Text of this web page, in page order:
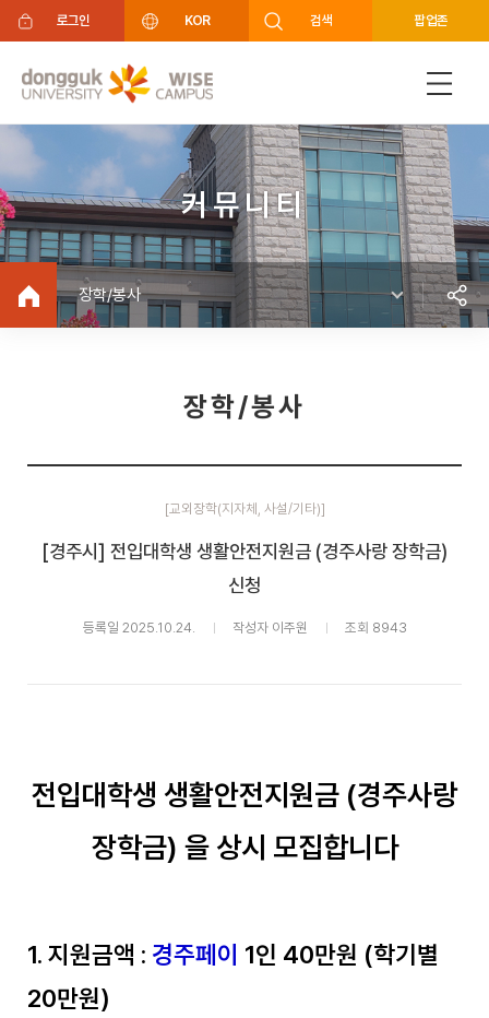
주메뉴 바로가기
푸터 바로가기
로그인 KOR 검색 팝업존
커뮤니티
장학/봉사
장학/봉사
[교외장학(지자체, 사설/기타)]
[경주시] 전입대학생 생활안전지원금 (경주사랑 장학금)
신청
등록일 2025.10.24. 작성자 이주원 조회 8943
전입대학생 생활안전지원금 (경주사랑
장학금) 을 상시 모집합니다
1. 지원금액 : 경주페이 1인 40만원 (학기별
20만원)